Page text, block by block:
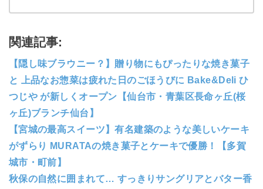
関連記事:
【隠し味ブラウニー？】贈り物にもぴったりな焼き菓子
と 上品なお惣菜は疲れた日のごほうびに Bake&Deli ひ
つじや が新しくオープン【仙台市・青葉区長命ヶ丘(桜
ヶ丘)ブランチ仙台】
【宮城の最高スイーツ】有名建築のような美しいケーキ
がずらり MURATAの焼き菓子とケーキで優勝！【多賀
城市・町前】
秋保の自然に囲まれて… すっきりサングリアとバター香